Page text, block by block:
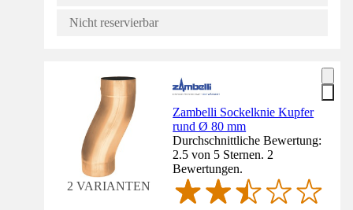
Nicht reservierbar
2 VARIANTEN
Zambelli Sockelknie Kupfer
rund Ø 80 mm
Durchschnittliche Bewertung:
2.5 von 5 Sternen. 2
Bewertungen.